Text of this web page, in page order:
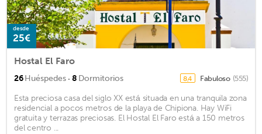
desde
25€
Hostal El Faro
26Huéspedes · 8 Dormitorios 8,4 Fabuloso (555)
Esta preciosa casa del siglo XX está situada en una tranquila zona
residencial a pocos metros de la playa de Chipiona. Hay WiFi
gratuita y terrazas preciosas. El Hostal El Faro está a 150 metros
del centro ...